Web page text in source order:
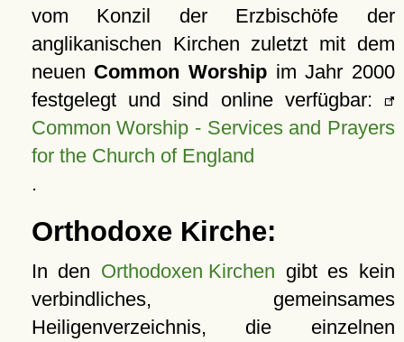
vom Konzil der Erzbischöfe der
anglikanischen Kirchen zuletzt mit dem
neuen Common Worship im Jahr 2000
festgelegt und sind online verfügbar:
Common Worship - Services and Prayers
for the Church of England
.
Orthodoxe Kirche:
In den Orthodoxen Kirchen gibt es kein
verbindliches, gemeinsames
Heiligenverzeichnis, die einzelnen